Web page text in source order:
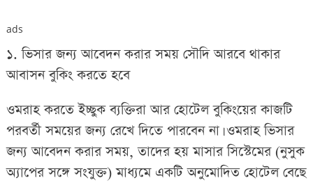
ads
১. ভিসার জন্য আবেদন করার সময় সৌদি আরবে থাকার
আবাসন বুকিং করতে হবে
ওমরাহ করতে ইচ্ছুক ব্যক্তিরা আর হোটেল বুকিংয়ের কাজটি
পরবর্তী সময়ের জন্য রেখে দিতে পারবেন না। ওমরাহ ভিসার
জন্য আবেদন করার সময়, তাদের হয় মাসার সিস্টেমের (নুসুক
অ্যাপের সঙ্গে সংযুক্ত) মাধ্যমে একটি অনুমোদিত হোটেল বেছে